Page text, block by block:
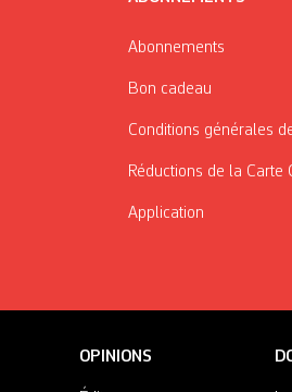
Abonnements
Bon cadeau
Conditions générales
Réductions de la Carte
Application
OPINIONS